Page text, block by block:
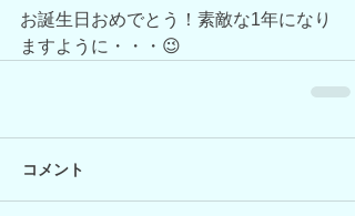
お誕生日おめでとう！素敵な1年になり
ますように・・・😉
コメント